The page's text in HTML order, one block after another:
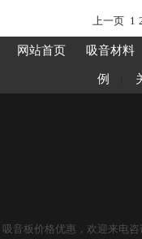
上一页 1
网站首页 吸音材料
例
吸音板价格优惠，欢迎来电